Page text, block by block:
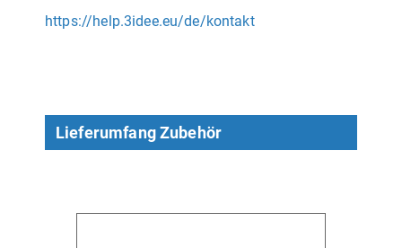
https://help.3idee.eu/de/kontakt
Lieferumfang Zubehör